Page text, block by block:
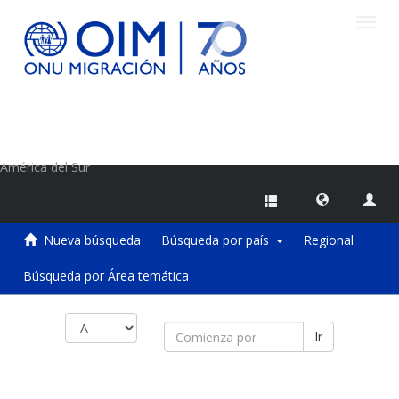
América del Sur
Nueva búsqueda Búsqueda por país Regional
Búsqueda por Área temática
Ir